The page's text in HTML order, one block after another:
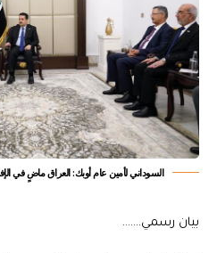
السوداني لأمين عام أوبك: العراق ماضٍ في
بيان رسمي…….